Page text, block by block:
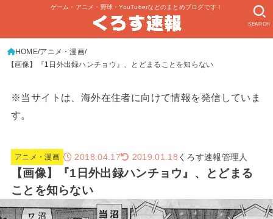
ゲーム・アニメ・野球・YouTuberなどのまとめブログです！
SEARCH
HOME アニメ・漫画
【画像】『1日外出録ハンチョウ』、とどまることを知らない
※当サイトは、海外在住者に向けて情報を発信していま
す。
アニメ・漫画 2018.04.17 2019.01.18 くろす速報管理人
【画像】『1日外出録ハンチョウ』、とどまる
ことを知らない